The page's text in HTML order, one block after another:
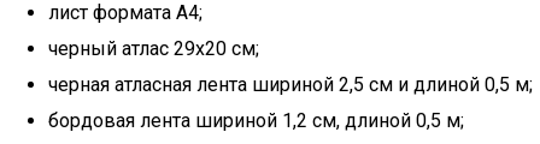
лист формата А4;
черный атлас 29х20 см;
черная атласная лента шириной 2,5 см и длиной 0,5 м;
бордовая лента шириной 1,2 см, длиной 0,5 м;